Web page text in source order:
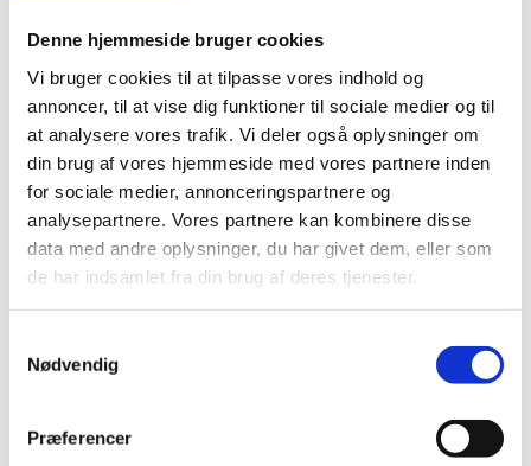
Denne hjemmeside bruger cookies
Vi bruger cookies til at tilpasse vores indhold og
annoncer, til at vise dig funktioner til sociale medier og til
at analysere vores trafik. Vi deler også oplysninger om
din brug af vores hjemmeside med vores partnere inden
for sociale medier, annonceringspartnere og
analysepartnere. Vores partnere kan kombinere disse
data med andre oplysninger, du har givet dem, eller som
de har indsamlet fra din brug af deres tjenester.
Nødvendig
Præferencer
Denne begivenhed er allerede
afholdt.
DETALJER
Dato:
19:00 - 20:30